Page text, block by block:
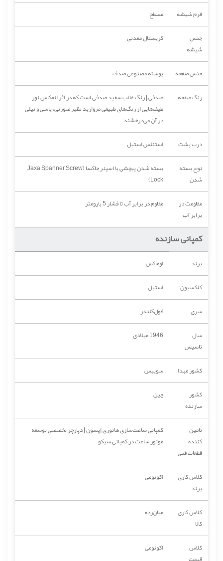
فرم شیشه
مسطح
جنس
شیشه
کریستال معدنی
جنس صفحه
پوسته مصنوعی صدف
رنگ صفحه
صدفی | رنگ غالب سفید صدفی است که در اثر انعکاس نور
طیف‌هایی از رنگ‌های طبیعی مروارید نظیر صورتی، یاسی و نیلی
در آن می‌درخشند
درب پشت
استنلس استیل
نوع بسته
شدن
بسته شدن پیچشی با اسپنر جاکسا (Jaxa Spanner Screw
Lock)
مقاومت در
برابر آب
مقاوم در برابر آب تا فشار 5 بارومتر
کمپانی سازنده
برند
اوماکس
کلکسیون
استیل
سری
فول‌کلندر
سال
تاسیس
1946 میلادی
کشور مبدا
سوییس
کشور
سازنده
چین
تامین
کننده
قطعات فنی
کمپانی ساعت‌سازی هاتوری اِپسون | دپارچر تخصصی توسعه
موتور ساعت در کمپانی سیکو
کلاس کاری
برند
اکونومی
کلاس کاری
کالا
میان‌رده
کلاس
اکونومی